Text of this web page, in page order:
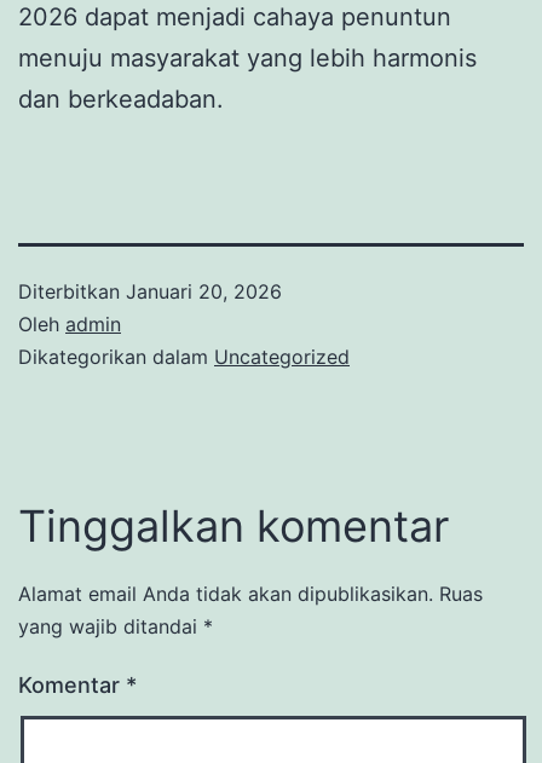
2026 dapat menjadi cahaya penuntun
menuju masyarakat yang lebih harmonis
dan berkeadaban.
Diterbitkan Januari 20, 2026
Oleh admin
Dikategorikan dalam Uncategorized
Tinggalkan komentar
Alamat email Anda tidak akan dipublikasikan. Ruas
yang wajib ditandai *
Komentar *